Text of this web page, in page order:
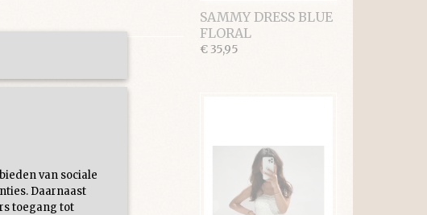
SAMMY DRESS BLUE
FLORAL
€ 35,95
van sociale
Daarnaast
toegang tot